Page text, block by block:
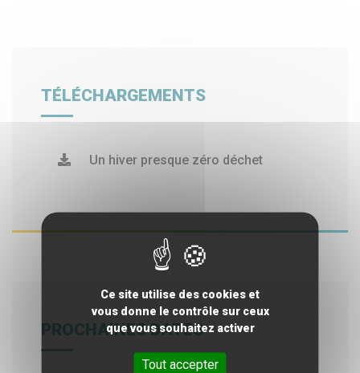
TÉLÉCHARGEMENTS
Un hiver presque zéro déchet
PROCHAINES DATES
Ce site utilise des cookies et
vous donne le contrôle sur ceux
que vous souhaitez activer
Tout accepter